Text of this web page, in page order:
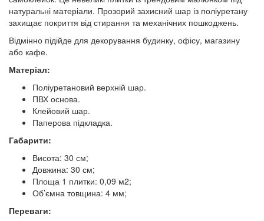
натуральні матеріали. Прозорий захисний шар із поліуретану
захищає покриття від стирання та механічних пошкоджень.
Відмінно підійде для декорування будинку, офісу, магазину
або кафе.
Матеріал:
Поліуретановий верхній шар.
ПВХ основа.
Клейовий шар.
Паперова підкладка.
Габарити:
Висота: 30 см;
Довжина: 30 см;
Площа 1 плитки: 0,09 м2;
Об’ємна товщина: 4 мм;
Переваги: